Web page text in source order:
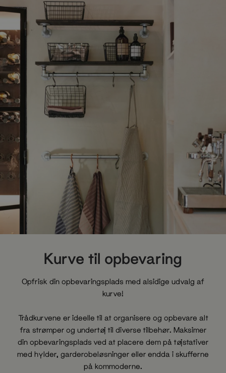
Kurve til opbevaring
Opfrisk din opbevaringsplads med alsidige udvalg af
kurve!
Trådkurvene er ideelle til at organisere og opbevare alt
fra strømper og undertøj til diverse tilbehør. Maksimer
din opbevaringsplads ved at placere dem på tøjstativer
med hylder, garderobeløsninger eller endda i skufferne
på kommoderne.